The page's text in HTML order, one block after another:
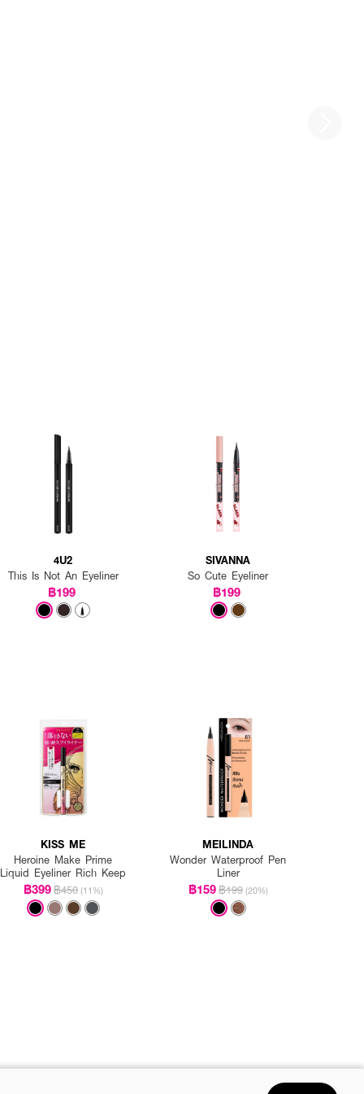
4U2
This Is Not An Eyeliner
฿199
SIVANNA
So Cute Eyeliner
฿199
KISS ME
Heroine Make Prime
Liquid Eyeliner Rich Keep
฿399฿450 (11%)
MEILINDA
Wonder Waterproof Pen
Liner
฿159฿199 (20%)